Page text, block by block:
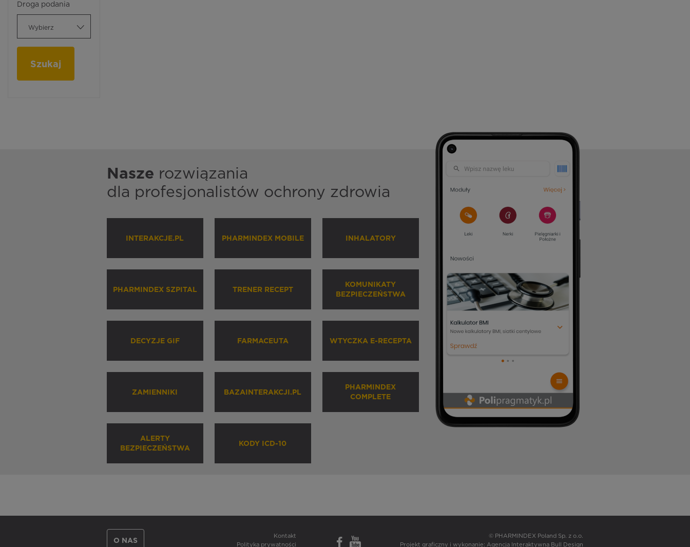
Droga podania
Wybierz
Szukaj
Nasze rozwiązania
dla profesjonalistów ochrony zdrowia
INTERAKCJE.PL PHARMINDEX MOBILE INHALATORY
PHARMINDEX SZPITAL TRENER RECEPT
KOMUNIKATY
BEZPIECZEŃSTWA
DECYZJE GIF FARMACEUTA WTYCZKA E-RECEPTA
ZAMIENNIKI BAZAINTERAKCJI.PL
PHARMINDEX
COMPLETE
ALERTY
BEZPIECZEŃSTWA
KODY ICD-10
O NAS
Kontakt
Polityka prywatności
© PHARMINDEX Poland Sp. z o.o.
Projekt graficzny i wykonanie: Agencja Interaktywna Bull Design